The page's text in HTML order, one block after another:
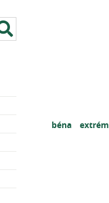
béna extrém